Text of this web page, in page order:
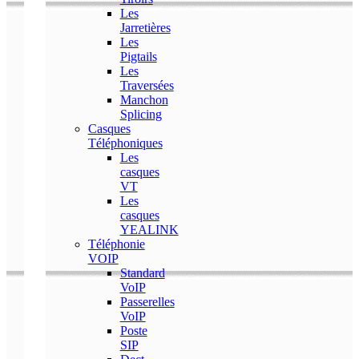
Les
Jarretières
Les
Pigtails
Les
Traversées
Manchon
Splicing
Casques
Téléphoniques
Les
casques
VT
Les
casques
YEALINK
Téléphonie
VOIP
Standard
VoIP
Passerelles
VoIP
Poste
SIP